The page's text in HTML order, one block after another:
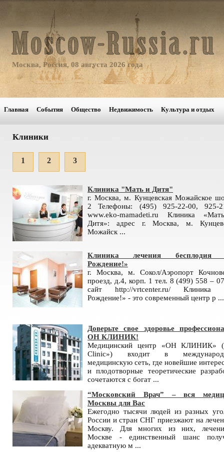
Москва, Россия, 08 августа 2026 года
Главная События Общество Недвижимость Культура и отдых
Клиники
1 2 3
Клиника "Мать и Дитя"
г. Москва, м. Кунцевская Можайское
2 Телефоны: (495) 925-22-00, 925-
www.eko-mamadeti.ru Клиника
Дитя»: адрес г. Москва, м.
Можайск ...
Клиника лечения бесплодия
Рождение!»
г. Москва, м. Сокол/Аэропорт
проезд, д.4, корп. 1 тел. 8 (499) 558 –
сайт http://vrtcenter.ru/ Клиника
Рождение!» - это современный центр р ...
Доверьте свое здоровье
ОН КЛИНИК!
Медицинский центр «ОН КЛИНИК»
Clinic») входит в
медицинскую сеть, где новейшие
и плодотворные теоретические
сочетаются с богат ...
“Московский Врач” – вся
Москвы для Вас
Ежегодно тысячи людей из разных
России и стран СНГ приезжают на
Москву. Для многих из них,
Москве - единственный шанс
адекватную м ...